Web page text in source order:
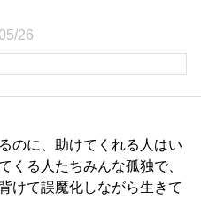
26
のに、助けてくれる人はい
る人たちみんな孤独で、
けて誤魔化しながら生きて